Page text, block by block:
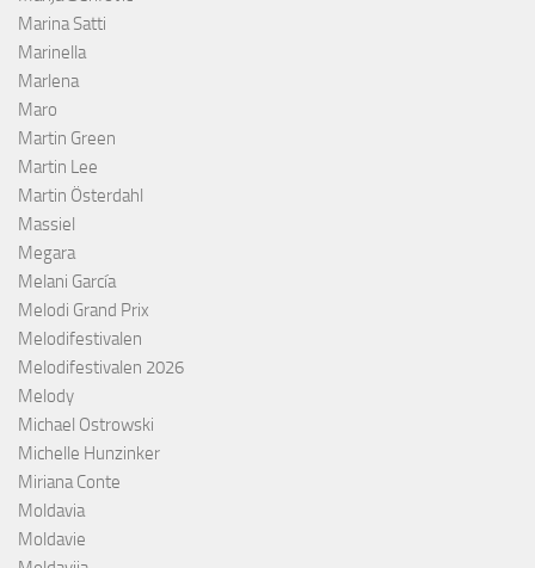
Marina Satti
Marinella
Marlena
Maro
Martin Green
Martin Lee
Martin Österdahl
Massiel
Megara
Melani García
Melodi Grand Prix
Melodifestivalen
Melodifestivalen 2026
Melody
Michael Ostrowski
Michelle Hunzinker
Miriana Conte
Moldavia
Moldavie